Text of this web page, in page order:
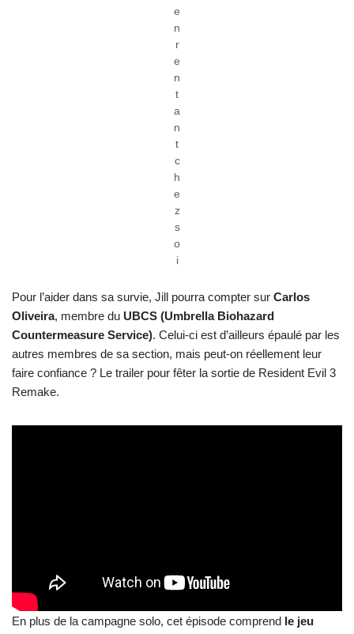
e
n
r
e
n
t
a
n
t
c
h
e
z
s
o
i
Pour l’aider dans sa survie, Jill pourra compter sur Carlos
Oliveira, membre du UBCS (Umbrella Biohazard
Countermeasure Service). Celui-ci est d’ailleurs épaulé par les
autres membres de sa section, mais peut-on réellement leur
faire confiance ? Le trailer pour fêter la sortie de Resident Evil 3
Remake.
En plus de la campagne solo, cet épisode comprend le jeu